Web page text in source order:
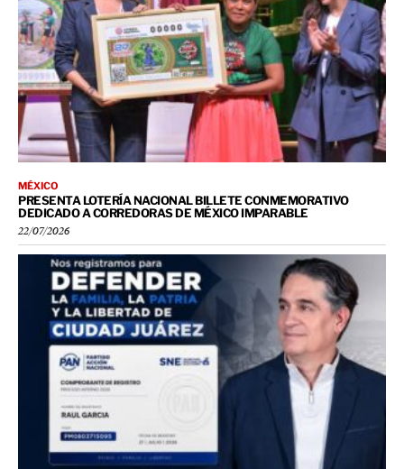
MÉXICO
PRESENTA LOTERÍA NACIONAL BILLETE CONMEMORATIVO
DEDICADO A CORREDORAS DE MÉXICO IMPARABLE
22/07/2026